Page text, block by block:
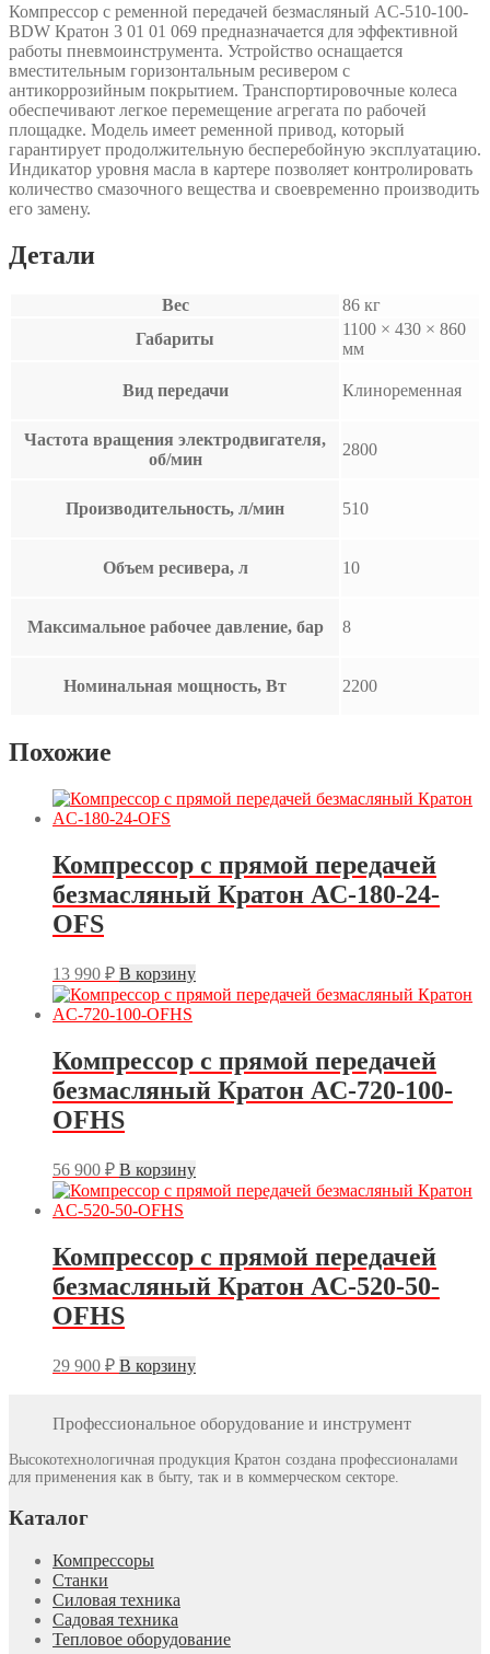
100-
BDW
Компрессор с ременной передачей безмасляный AC-510-100-
BDW Кратон 3 01 01 069 предназначается для эффективной
работы пневмоинструмента. Устройство оснащается
вместительным горизонтальным ресивером с
антикоррозийным покрытием. Транспортировочные колеса
обеспечивают легкое перемещение агрегата по рабочей
площадке. Модель имеет ременной привод, который
гарантирует продолжительную бесперебойную эксплуатацию.
Индикатор уровня масла в картере позволяет контролировать
количество смазочного вещества и своевременно производить
его замену.
Детали
Вес
86 кг
Габариты
1100 × 430 × 860
мм
Вид передачи Клиноременная
Частота вращения электродвигателя,
об/мин
2800
Производительность, л/мин 510
Объем ресивера, л 10
Максимальное рабочее давление, бар 8
Номинальная мощность, Вт 2200
Похожие
Компрессор с прямой передачей
безмасляный Кратон AC-180-24-
OFS
13 990 ₽ В корзину
Компрессор с прямой передачей
безмасляный Кратон AC-720-100-
OFHS
56 900 ₽ В корзину
Компрессор с прямой передачей
безмасляный Кратон AC-520-50-
OFHS
29 900 ₽ В корзину
Профессиональное оборудование и инструмент
Высокотехнологичная продукция Кратон создана профессионалами
для применения как в быту, так и в коммерческом секторе.
Каталог
Компрессоры
Станки
Силовая техника
Садовая техника
Тепловое оборудование